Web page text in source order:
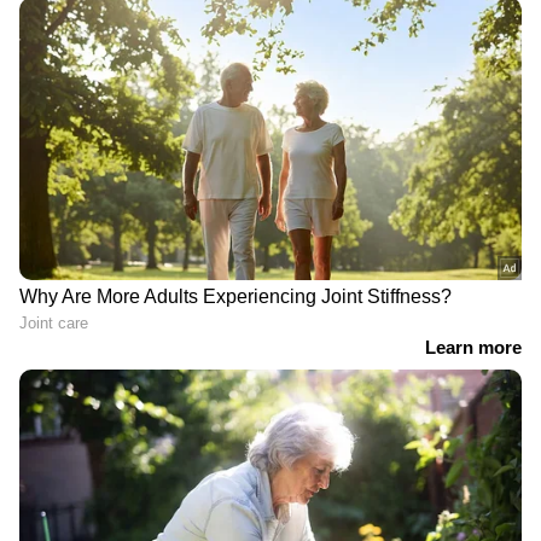
മുതലപ്പൊഴിയിൽ
കാണാതായ ഷിജിനായി
തെരച്ചിൽ ഊർജിതം;
സ്കൂബ ഡൈവിങ്
സംഘവും
തെരച്ചിലിനിറങ്ങി, ഒപ്പം
കോസ്റ്റ്ഗാർഡ് ഷിപ്പും
എയർക്രാഫ്റ്റും
'രാജേഷിന്‍റെ മൃതദേഹം
കൊണ്ടുപോകാൻ
പയ്യന്നൂർ തഹസിൽദാർ
പണം ആവശ്യപ്പെട്ടു';
ആരോപണവുമായി റിവർ
റാഫ്റ്റിംഗ് സൊസൈറ്റി
ഉഡുപ്പിയിൽ കോൺഗ്രസ്
നേതാവിന്
വെടിവച്ചുകൊന്ന
മലങ്കര ഡാമിൽ
രാസമാലിന്യം കലർന്നു;
കർശന നടപടിയുമായി